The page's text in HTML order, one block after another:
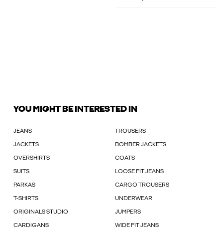
YOU MIGHT BE INTERESTED IN
JEANS TROUSERS
JACKETS BOMBER JACKETS
OVERSHIRTS COATS
SUITS LOOSE FIT JEANS
PARKAS CARGO TROUSERS
T-SHIRTS UNDERWEAR
ORIGINALS STUDIO JUMPERS
CARDIGANS WIDE FIT JEANS